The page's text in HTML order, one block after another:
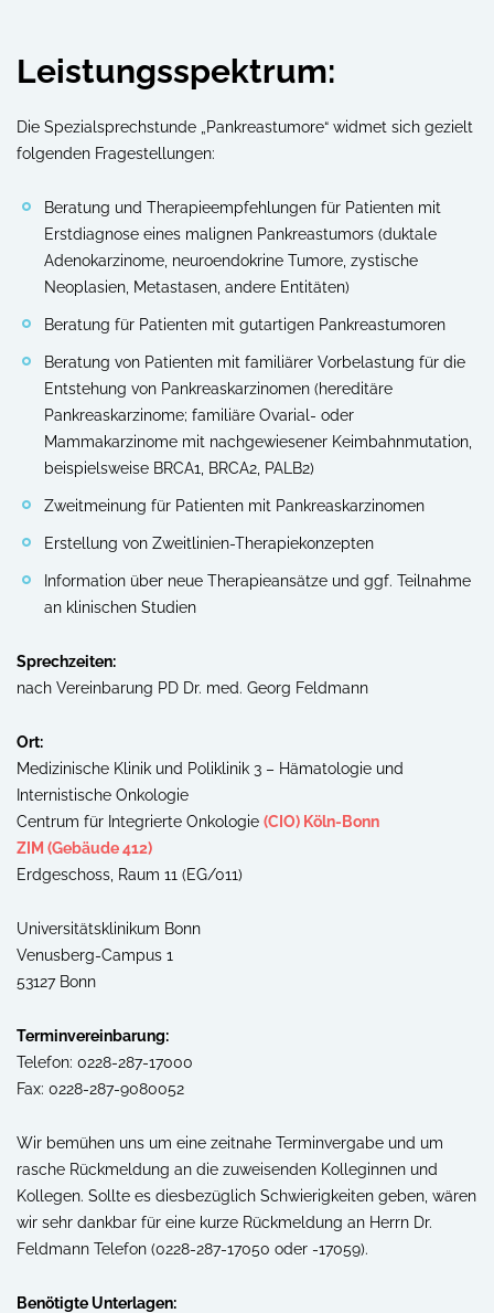
Leistungsspektrum:
Die Spezialsprechstunde „Pankreastumore“ widmet sich gezielt
folgenden Fragestellungen:
Beratung und Therapieempfehlungen für Patienten mit
Erstdiagnose eines malignen Pankreastumors (duktale
Adenokarzinome, neuroendokrine Tumore, zystische
Neoplasien, Metastasen, andere Entitäten)
Beratung für Patienten mit gutartigen Pankreastumoren
Beratung von Patienten mit familiärer Vorbelastung für die
Entstehung von Pankreaskarzinomen (hereditäre
Pankreaskarzinome; familiäre Ovarial- oder
Mammakarzinome mit nachgewiesener Keimbahnmutation,
beispielsweise BRCA1, BRCA2, PALB2)
Zweitmeinung für Patienten mit Pankreaskarzinomen
Erstellung von Zweitlinien-Therapiekonzepten
Information über neue Therapieansätze und ggf. Teilnahme
an klinischen Studien
Sprechzeiten:
nach Vereinbarung PD Dr. med. Georg Feldmann
Ort:
Medizinische Klinik und Poliklinik 3 – Hämatologie und
Internistische Onkologie
Centrum für Integrierte Onkologie (CIO) Köln-Bonn
ZIM (Gebäude 412)
Erdgeschoss, Raum 11 (EG/011)
Universitätsklinikum Bonn
Venusberg-Campus 1
53127 Bonn
Terminvereinbarung:
Telefon: 0228-287-17000
Fax: 0228-287-9080052
Wir bemühen uns um eine zeitnahe Terminvergabe und um
rasche Rückmeldung an die zuweisenden Kolleginnen und
Kollegen. Sollte es diesbezüglich Schwierigkeiten geben, wären
wir sehr dankbar für eine kurze Rückmeldung an Herrn Dr.
Feldmann Telefon (0228-287-17050 oder -17059).
Benötigte Unterlagen: